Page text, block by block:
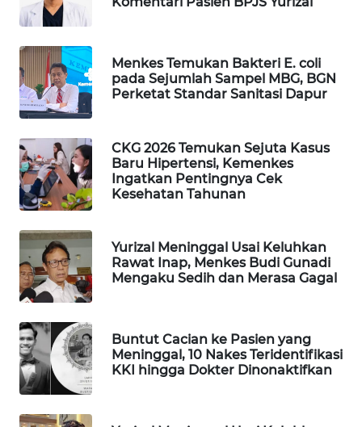
Menkes Temukan Bakteri E. coli
pada Sejumlah Sampel MBG, BGN
Perketat Standar Sanitasi Dapur
CKG 2026 Temukan Sejuta Kasus
Baru Hipertensi, Kemenkes
Ingatkan Pentingnya Cek
Kesehatan Tahunan
Yurizal Meninggal Usai Keluhkan
Rawat Inap, Menkes Budi Gunadi
Mengaku Sedih dan Merasa Gagal
Buntut Cacian ke Pasien yang
Meninggal, 10 Nakes Teridentifikasi
KKI hingga Dokter Dinonaktifkan
WAHANANEWS
NET
WAHANA
SPORT
UMKM
WAHANA
SELEB
WAHANA
PERSONA
OTOMOTIF
WAHANA
HEALTH